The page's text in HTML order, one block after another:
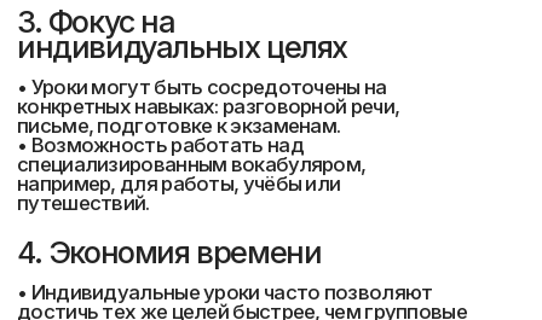
Сертификат соответствует
общеевропейской компетенции
владения иностранным языком
CEFR – признанный во всём мире
стандарт для описания уровней
владения иностранным языком.